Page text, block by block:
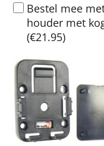
Bestel mee
houder met
(€21.95)